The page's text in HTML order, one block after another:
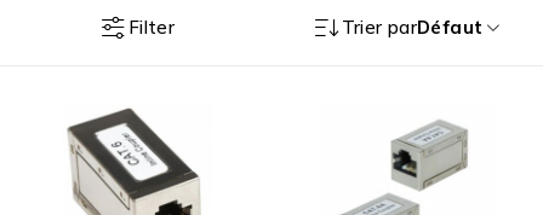
Filter Trier parDéfaut